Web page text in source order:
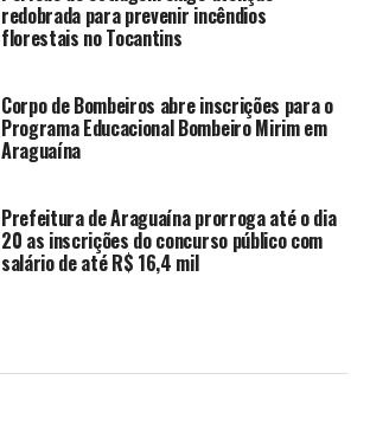
redobrada para prevenir incêndios
florestais no Tocantins
Corpo de Bombeiros abre inscrições para o
Programa Educacional Bombeiro Mirim em
Araguaína
Prefeitura de Araguaína prorroga até o dia
20 as inscrições do concurso público com
salário de até R$ 16,4 mil